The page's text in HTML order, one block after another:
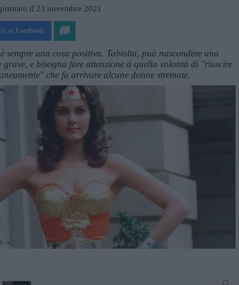
il 23 novembre 2021
su Facebook
sempre una cosa positiva. Talvolta, può nascondere una
grave, e bisogna fare attenzione a quella volontà di "riuscire
che fa arrivare alcune donne stremate.